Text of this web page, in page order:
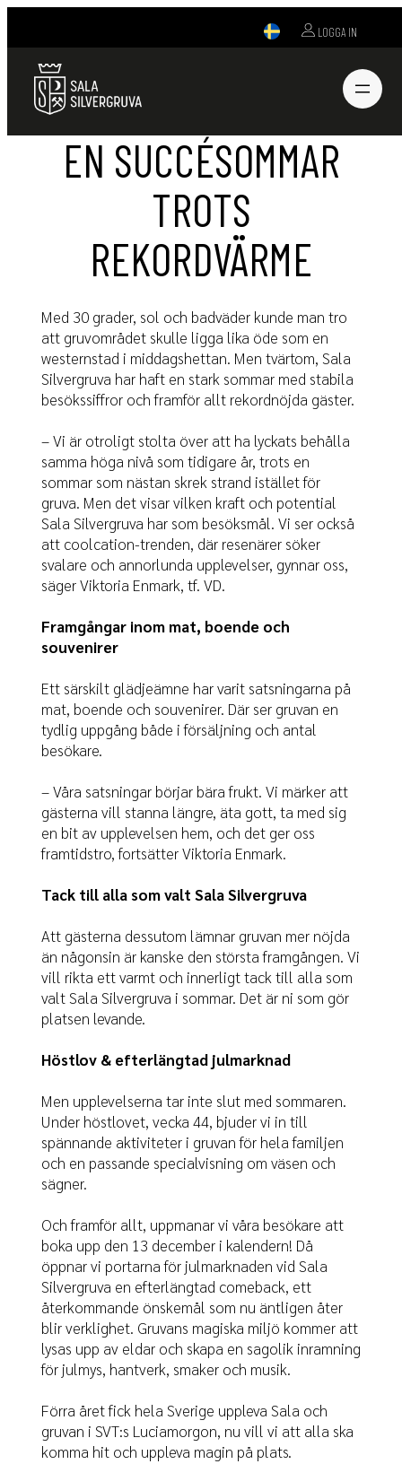
LOGGA IN
SALA SILVERGRUVA –
EN SUCCÉSOMMAR
TROTS
REKORDVÄRME
Med 30 grader, sol och badväder kunde man tro
att gruvområdet skulle ligga lika öde som en
westernstad i middagshettan. Men tvärtom, Sala
Silvergruva har haft en stark sommar med stabila
besökssiffror och framför allt rekordnöjda gäster.
– Vi är otroligt stolta över att ha lyckats behålla
samma höga nivå som tidigare år, trots en
sommar som nästan skrek strand istället för
gruva. Men det visar vilken kraft och potential
Sala Silvergruva har som besöksmål. Vi ser också
att coolcation-trenden, där resenärer söker
svalare och annorlunda upplevelser, gynnar oss,
säger Viktoria Enmark, tf. VD.
Framgångar inom mat, boende och
souvenirer
Ett särskilt glädjeämne har varit satsningarna på
mat, boende och souvenirer. Där ser gruvan en
tydlig uppgång både i försäljning och antal
besökare.
– Våra satsningar börjar bära frukt. Vi märker att
gästerna vill stanna längre, äta gott, ta med sig
en bit av upplevelsen hem, och det ger oss
framtidstro, fortsätter Viktoria Enmark.
Tack till alla som valt Sala Silvergruva
Att gästerna dessutom lämnar gruvan mer nöjda
än någonsin är kanske den största framgången. Vi
vill rikta ett varmt och innerligt tack till alla som
valt Sala Silvergruva i sommar. Det är ni som gör
platsen levande.
Höstlov & efterlängtad julmarknad
Men upplevelserna tar inte slut med sommaren.
Under höstlovet, vecka 44, bjuder vi in till
spännande aktiviteter i gruvan för hela familjen
och en passande specialvisning om väsen och
sägner.
Och framför allt, uppmanar vi våra besökare att
boka upp den 13 december i kalendern! Då
öppnar vi portarna för julmarknaden vid Sala
Silvergruva en efterlängtad comeback, ett
återkommande önskemål som nu äntligen åter
blir verklighet. Gruvans magiska miljö kommer att
lysas upp av eldar och skapa en sagolik inramning
för julmys, hantverk, smaker och musik.
Förra året fick hela Sverige uppleva Sala och
gruvan i SVT:s Luciamorgon, nu vill vi att alla ska
komma hit och uppleva magin på plats.